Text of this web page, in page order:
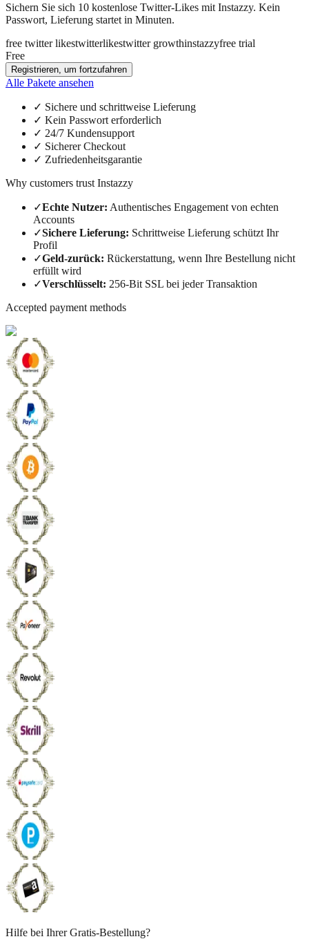
Sichern Sie sich 10 kostenlose Twitter-Likes mit Instazzy. Kein
Passwort, Lieferung startet in Minuten.
free twitter likestwitterlikestwitter growthinstazzyfree trial
Free
Registrieren, um fortzufahren
Alle Pakete ansehen
✓ Sichere und schrittweise Lieferung
✓ Kein Passwort erforderlich
✓ 24/7 Kundensupport
✓ Sicherer Checkout
✓ Zufriedenheitsgarantie
Why customers trust Instazzy
✓Echte Nutzer: Authentisches Engagement von echten
Accounts
✓Sichere Lieferung: Schrittweise Lieferung schützt Ihr
Profil
✓Geld-zurück: Rückerstattung, wenn Ihre Bestellung nicht
erfüllt wird
✓Verschlüsselt: 256-Bit SSL bei jeder Transaktion
Accepted payment methods
Hilfe bei Ihrer Gratis-Bestellung?